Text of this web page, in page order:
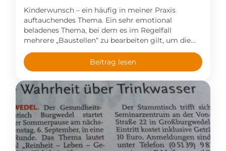
Kinderwunsch – ein häufig in meiner Praxis
auftauchendes Thema. Ein sehr emotional
beladenes Thema, bei dem es im Regelfall
mehrere „Baustellen“ zu bearbeiten gilt, um die
Wahrscheinlichkeit einer Empfängnis signifikant
zu erhöhen. Einer von vielen Faktoren, die einer
Empfängnis entgegenstehen können, ist
Nikotinkonsum. Eine aktuelle Studie
(https://onlinelibrary.wiley.com/doi/10.1111/j.2047-
Auswirkungen von Nikotin auf […]
Beitrag lesen